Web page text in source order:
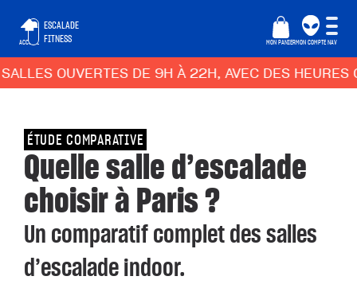
ACCUEIL
ESCALADE
FITNESS
MON PANIERMON COMPTE NAV
OUVERTES DE 9H À 22H, AVEC DES HEURES
ÉTUDE COMPARATIVE
Quelle salle d’escalade
choisir à Paris ?
Un comparatif complet des salles
d’escalade indoor.